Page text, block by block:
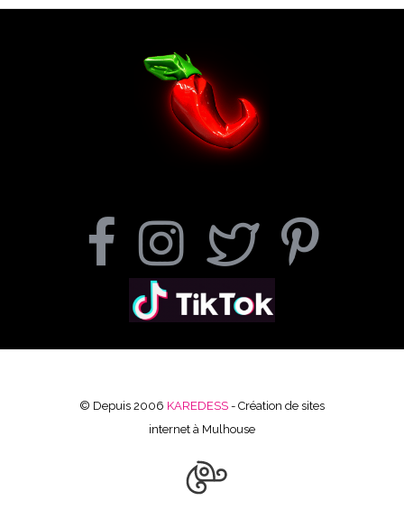
© Depuis 2006 KAREDESS - Création de sites
internet à Mulhouse